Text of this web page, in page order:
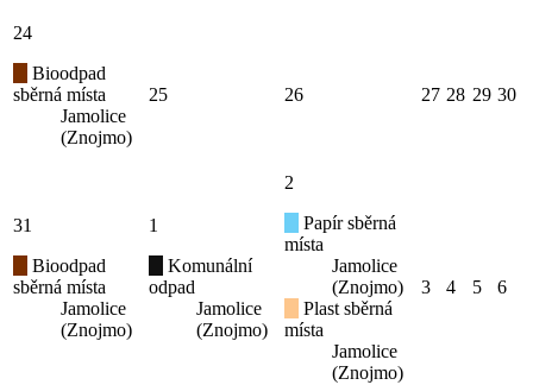
24
Bioodpad
sběrná místa
Jamolice
(Znojmo)
25 26 27 28 29 30
31
Bioodpad
sběrná místa
Jamolice
(Znojmo)
1
Komunální
odpad
Jamolice
(Znojmo)
2
Papír sběrná
místa
Jamolice
(Znojmo)
Plast sběrná
místa
Jamolice
(Znojmo)
3 4 5 6